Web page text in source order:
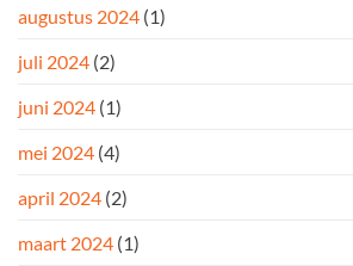
augustus 2024 (1)
juli 2024 (2)
juni 2024 (1)
mei 2024 (4)
april 2024 (2)
maart 2024 (1)